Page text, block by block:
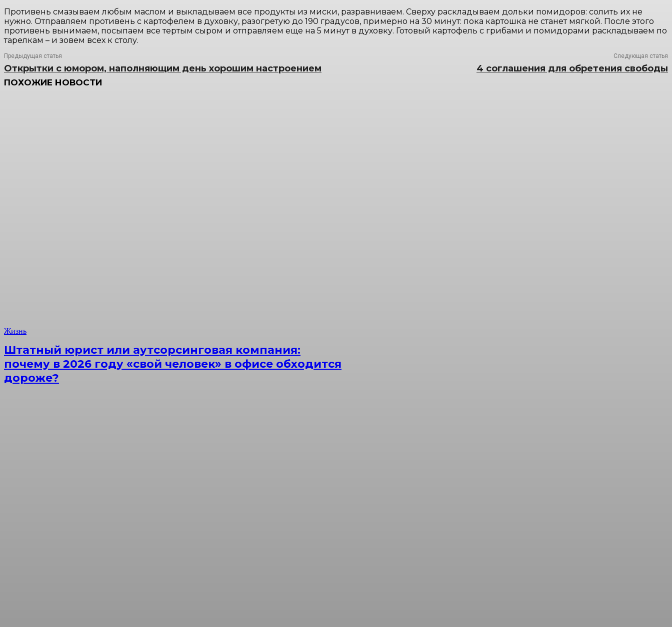
Противень смазываем любым маслом и выкладываем все продукты из миски, разравниваем. Сверху раскладываем дольки помидоров: солить их не
нужно. Отправляем противень с картофелем в духовку, разогретую до 190 градусов, примерно на 30 минут: пока картошка не станет мягкой. После этого
противень вынимаем, посыпаем все тертым сыром и отправляем еще на 5 минут в духовку. Готовый картофель с грибами и помидорами раскладываем по
тарелкам – и зовем всех к столу.
Предыдущая статья
Открытки с юмором, наполняющим день хорошим настроением
Следующая статья
4 соглашения для обретения свободы
ПОХОЖИЕ НОВОСТИ
Жизнь
Штатный юрист или аутсорсинговая компания:
почему в 2026 году «свой человек» в офисе обходится
дороже?